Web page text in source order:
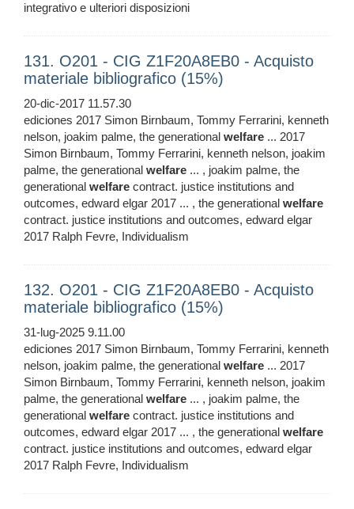
integrativo e ulteriori disposizioni
131. O201 - CIG Z1F20A8EB0 - Acquisto
materiale bibliografico (15%)
20-dic-2017 11.57.30
ediciones 2017 Simon Birnbaum, Tommy Ferrarini, kenneth
nelson, joakim palme, the generational welfare ... 2017
Simon Birnbaum, Tommy Ferrarini, kenneth nelson, joakim
palme, the generational welfare ... , joakim palme, the
generational welfare contract. justice institutions and
outcomes, edward elgar 2017 ... , the generational welfare
contract. justice institutions and outcomes, edward elgar
2017 Ralph Fevre, Individualism
132. O201 - CIG Z1F20A8EB0 - Acquisto
materiale bibliografico (15%)
31-lug-2025 9.11.00
ediciones 2017 Simon Birnbaum, Tommy Ferrarini, kenneth
nelson, joakim palme, the generational welfare ... 2017
Simon Birnbaum, Tommy Ferrarini, kenneth nelson, joakim
palme, the generational welfare ... , joakim palme, the
generational welfare contract. justice institutions and
outcomes, edward elgar 2017 ... , the generational welfare
contract. justice institutions and outcomes, edward elgar
2017 Ralph Fevre, Individualism